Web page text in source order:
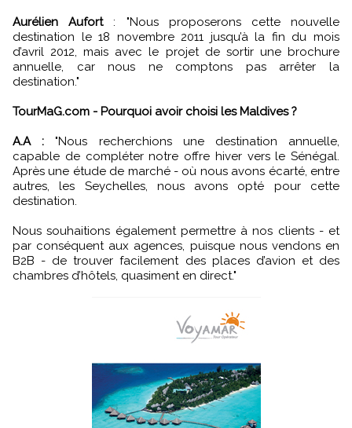
Aurélien Aufort: "Nous proposerons cette nouvelle
destination le 18 novembre 2011 jusqu’à la fin du mois
d’avril 2012, mais avec le projet de sortir une brochure
annuelle, car nous ne comptons pas arrêter la
destination."
TourMaG.com - Pourquoi avoir choisi les Maldives ?
A.A : "Nous recherchions une destination annuelle,
capable de compléter notre offre hiver vers le Sénégal.
Après une étude de marché - où nous avons écarté, entre
autres, les Seychelles, nous avons opté pour cette
destination.
Nous souhaitions également permettre à nos clients - et
par conséquent aux agences, puisque nous vendons en
B2B - de trouver facilement des places d’avion et des
chambres d’hôtels, quasiment en direct."